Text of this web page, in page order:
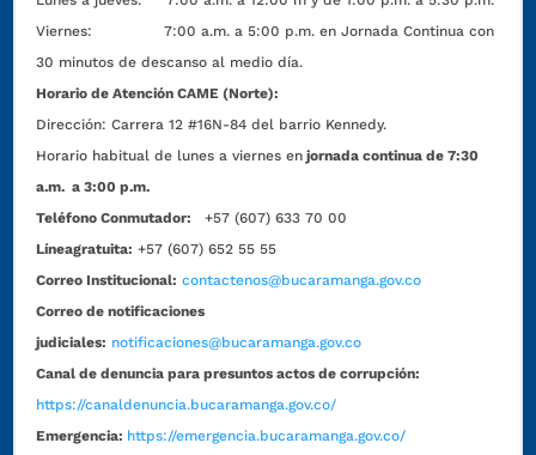
Viernes: 7:00 a.m. a 5:00 p.m. en Jornada Continua con
30 minutos de descanso al medio día.
Horario de Atención CAME (Norte):
Dirección:Carrera 12 #16N-84 del barrio Kennedy.
Horario habitual de lunes a viernes en jornada continua de 7:30
a.m. a 3:00 p.m.
Teléfono Conmutador:
+57 (607) 633 70 00
Líneagratuita: +57 (607) 652 55 55
Correo Institucional: contactenos@bucaramanga.gov.co
Correo de notificaciones
judiciales: notificaciones@bucaramanga.gov.co
Canal de denuncia para presuntos actos de corrupción:
https://canaldenuncia.bucaramanga.gov.co/
Emergencia: https://emergencia.bucaramanga.gov.co/